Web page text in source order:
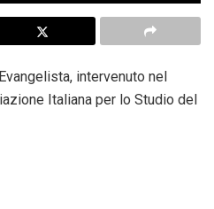
intervenuto nel
Italiana per lo Studio del